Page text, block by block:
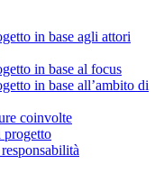
in base agli attori
in base al focus
in base all’ambito di
coinvolte
progetto